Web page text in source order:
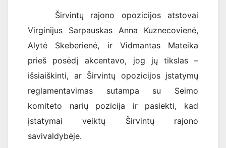
Širvintų rajono opozicijos atstovai
Virginijus Sarpauskas Anna Kuznecovienė,
Alytė Skeberienė, ir Vidmantas Mateika
prieš posėdį akcentavo, jog jų tikslas –
išsiaiškinti, ar Širvintų opozicijos įstatymų
reglamentavimas sutampa su Seimo
komiteto narių pozicija ir pasiekti, kad
įstatymai veiktų Širvintų rajono
savivaldybėje.